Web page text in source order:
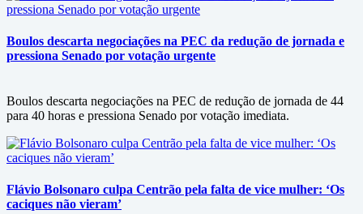
Boulos descarta negociações na PEC da redução de jornada e
pressiona Senado por votação urgente
Boulos descarta negociações na PEC de redução de jornada de 44
para 40 horas e pressiona Senado por votação imediata.
Flávio Bolsonaro culpa Centrão pela falta de vice mulher: ‘Os
caciques não vieram’